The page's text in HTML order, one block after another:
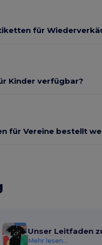
für
Kinder verfügbar?
für Vereine bestellt
Unser Leitfaden
Mehr lesen...